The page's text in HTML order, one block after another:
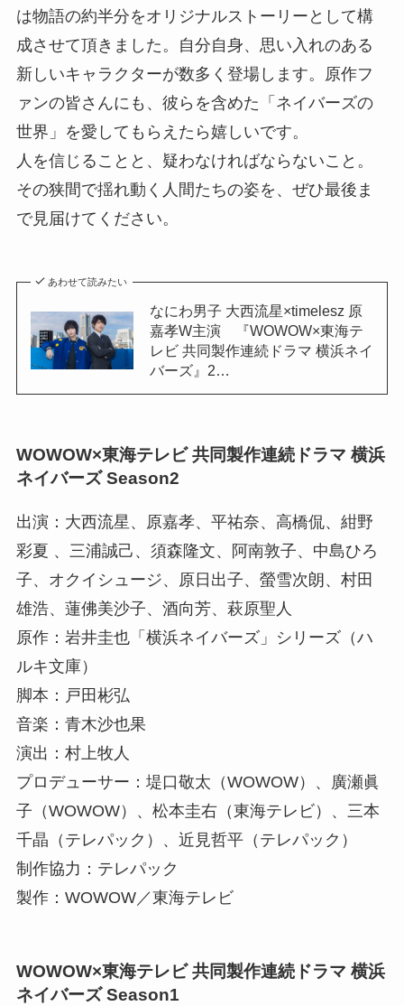
は物語の約半分をオリジナルストーリーとして構
成させて頂きました。自分自身、思い入れのある
新しいキャラクターが数多く登場します。原作フ
ァンの皆さんにも、彼らを含めた「ネイバーズの
世界」を愛してもらえたら嬉しいです。
人を信じることと、疑わなければならないこと。
その狭間で揺れ動く人間たちの姿を、ぜひ最後ま
で見届けてください。
あわせて読みたい
なにわ男子 大西流星×timelesz 原
嘉孝W主演 『WOWOW×東海テ
レビ 共同製作連続ドラマ 横浜ネイ
バーズ』2…
WOWOW×東海テレビ 共同製作連続ドラマ 横浜
ネイバーズ Season2
出演：大西流星、原嘉孝、平祐奈、高橋侃、紺野
彩夏 、三浦誠己、須森隆文、阿南敦子、中島ひろ
子、オクイシュージ、原日出子、螢雪次朗、村田
雄浩、蓮佛美沙子、酒向芳、萩原聖人
原作：岩井圭也「横浜ネイバーズ」シリーズ（ハ
ルキ文庫）
脚本：戸田彬弘
音楽：青木沙也果
演出：村上牧人
プロデューサー：堤口敬太（WOWOW）、廣瀬眞
子（WOWOW）、松本圭右（東海テレビ）、三本
千晶（テレパック）、近見哲平（テレパック）
制作協力：テレパック
製作：WOWOW／東海テレビ
WOWOW×東海テレビ 共同製作連続ドラマ 横浜
ネイバーズ Season1